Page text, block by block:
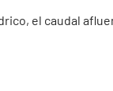
el caudal